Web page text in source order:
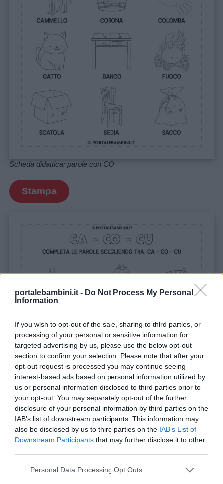
portalebambini.it - Do Not Process My Personal
Information
If you wish to opt-out of the sale, sharing to third parties, or
processing of your personal or sensitive information for
targeted advertising by us, please use the below opt-out
section to confirm your selection. Please note that after your
opt-out request is processed you may continue seeing
interest-based ads based on personal information utilized by
us or personal information disclosed to third parties prior to
your opt-out. You may separately opt-out of the further
disclosure of your personal information by third parties on the
IAB’s list of downstream participants. This information may
also be disclosed by us to third parties on the IAB’s List of
Downstream Participants that may further disclose it to other
Personal Data Processing Opt Outs
Scheda didattica: parole con CO
Stampa